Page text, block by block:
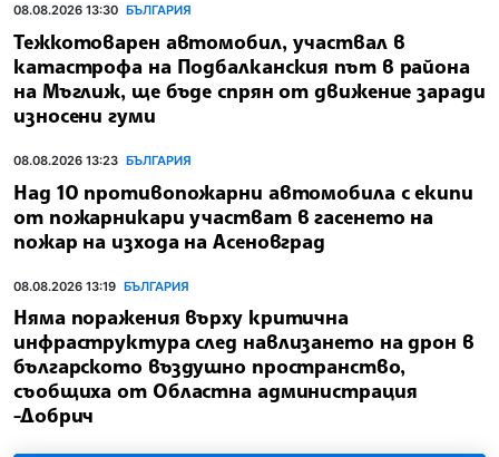
08.08.2026 13:30 БЪЛГАРИЯ
Тежкотоварен автомобил, участвал в
катастрофа на Подбалканския път в района
на Мъглиж, ще бъде спрян от движение заради
износени гуми
08.08.2026 13:23 БЪЛГАРИЯ
Над 10 противопожарни автомобила с екипи
от пожарникари участват в гасенето на
пожар на изхода на Асеновград
08.08.2026 13:19 БЪЛГАРИЯ
Няма поражения върху критична
инфраструктура след навлизането на дрон в
българското въздушно пространство,
съобщиха от Областна администрация
-Добрич